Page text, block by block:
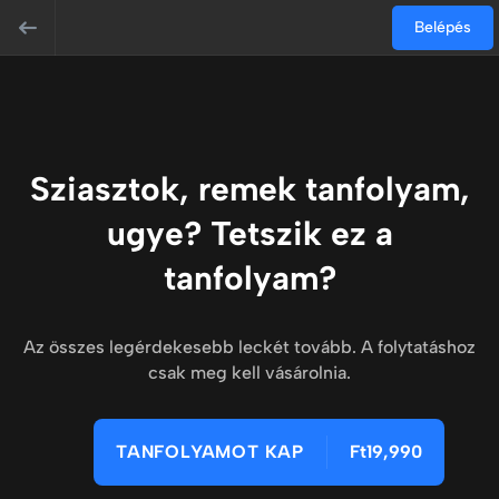
Belépés
Sziasztok, remek tanfolyam,
ugye? Tetszik ez a
tanfolyam?
Az összes legérdekesebb leckét tovább. A folytatáshoz
csak meg kell vásárolnia.
TANFOLYAMOT KAP Ft19,990